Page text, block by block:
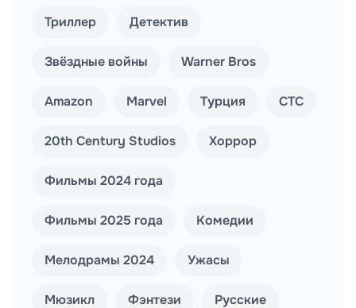
Триллер Детектив
Звёздные войны Warner Bros
Amazon Marvel Турция СТС
20th Century Studios Хоррор
Фильмы 2024 года
Фильмы 2025 года Комедии
Мелодрамы 2024 Ужасы
Мюзикл Фэнтези Русские